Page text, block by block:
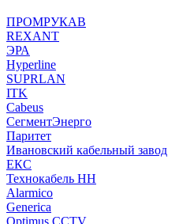
ПРОМРУКАВ
REXANT
ЭРА
Hyperline
SUPRLAN
ITK
Cabeus
СегментЭнерго
Паритет
Ивановский кабельный завод
ЕКС
Технокабель НН
Alarmico
Generica